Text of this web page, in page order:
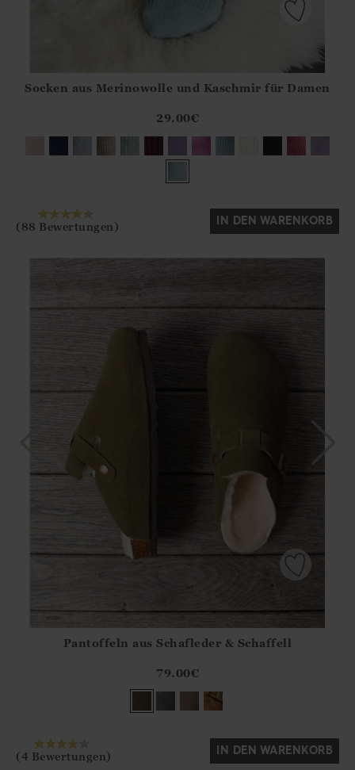
?? ""
Ja Nein
Socken aus Merinowolle und Kaschmir für Damen
29.00€
(88 Bewertungen) IN DEN WARENKORB
?? ""
Ja Nein
Pantoffeln aus Schafleder & Schaffell
79.00€
(4 Bewertungen) IN DEN WARENKORB